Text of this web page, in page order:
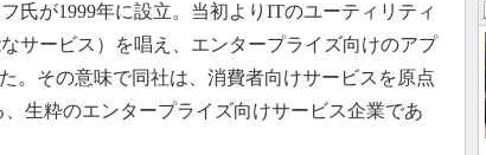
氏が1999年に設立。当初よりITのユーティリティ
サービス）を唱え、エンタープライズ向けのアプ
。その意味で同社は、消費者向けサービスを原点
、生粋のエンタープライズ向けサービス企業であ